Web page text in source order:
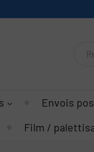
Envois
Film /